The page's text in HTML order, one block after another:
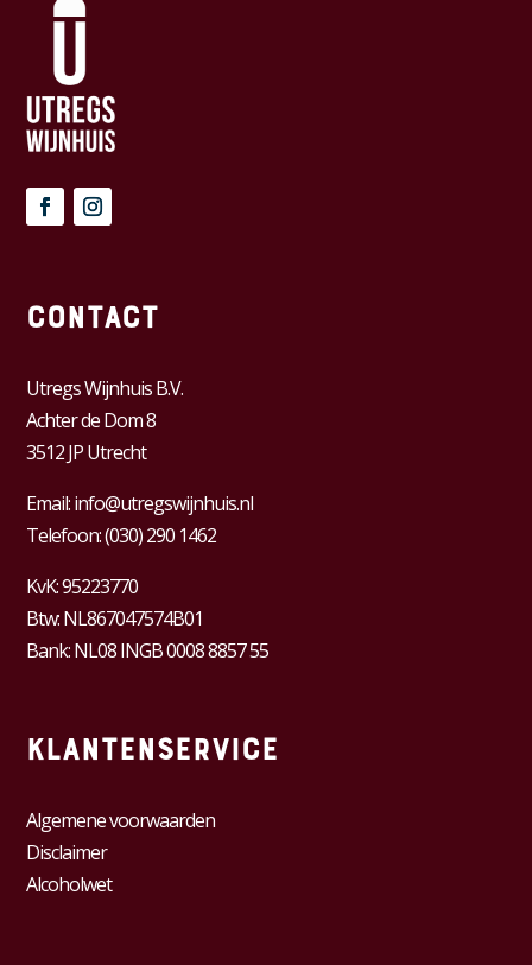
Contact
Utregs Wijnhuis B.V.
Achter de Dom 8
3512 JP Utrecht
Email:info@utregswijnhuis.nl
Telefoon:(030) 290 1462
KvK:95223770
Btw:NL867047574B01
Bank: NL08 INGB 0008 8857 55
Klantenservice
Algemene voorwaarden
Disclaimer
Alcoholwet